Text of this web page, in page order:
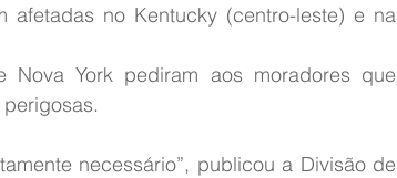
afetadas no Kentucky (centro-leste) e na
necessário”, publicou a Divisão de